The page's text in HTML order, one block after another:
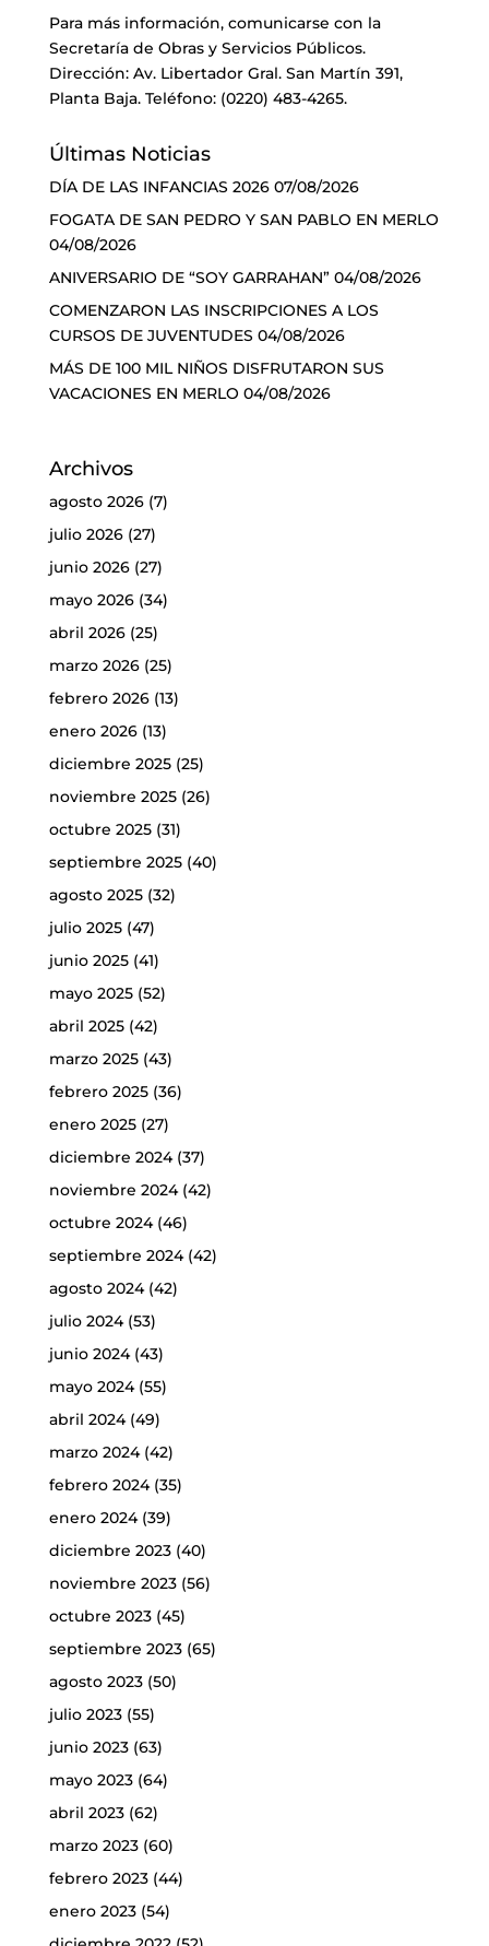
Para más información, comunicarse con la
Secretaría de Obras y Servicios Públicos.
Dirección: Av. Libertador Gral. San Martín 391,
Planta Baja. Teléfono: (0220) 483-4265.
Últimas Noticias
DÍA DE LAS INFANCIAS 2026 07/08/2026
FOGATA DE SAN PEDRO Y SAN PABLO EN MERLO
04/08/2026
ANIVERSARIO DE “SOY GARRAHAN” 04/08/2026
COMENZARON LAS INSCRIPCIONES A LOS
CURSOS DE JUVENTUDES 04/08/2026
MÁS DE 100 MIL NIÑOS DISFRUTARON SUS
VACACIONES EN MERLO 04/08/2026
Archivos
agosto 2026(7)
julio 2026(27)
junio 2026(27)
mayo 2026(34)
abril 2026(25)
marzo 2026(25)
febrero 2026(13)
enero 2026(13)
diciembre 2025(25)
noviembre 2025(26)
octubre 2025(31)
septiembre 2025(40)
agosto 2025(32)
julio 2025(47)
junio 2025(41)
mayo 2025(52)
abril 2025(42)
marzo 2025(43)
febrero 2025(36)
enero 2025(27)
diciembre 2024(37)
noviembre 2024(42)
octubre 2024(46)
septiembre 2024(42)
agosto 2024(42)
julio 2024(53)
junio 2024(43)
mayo 2024(55)
abril 2024(49)
marzo 2024(42)
febrero 2024(35)
enero 2024(39)
diciembre 2023(40)
noviembre 2023(56)
octubre 2023(45)
septiembre 2023(65)
agosto 2023(50)
julio 2023(55)
junio 2023(63)
mayo 2023(64)
abril 2023(62)
marzo 2023(60)
febrero 2023(44)
enero 2023(54)